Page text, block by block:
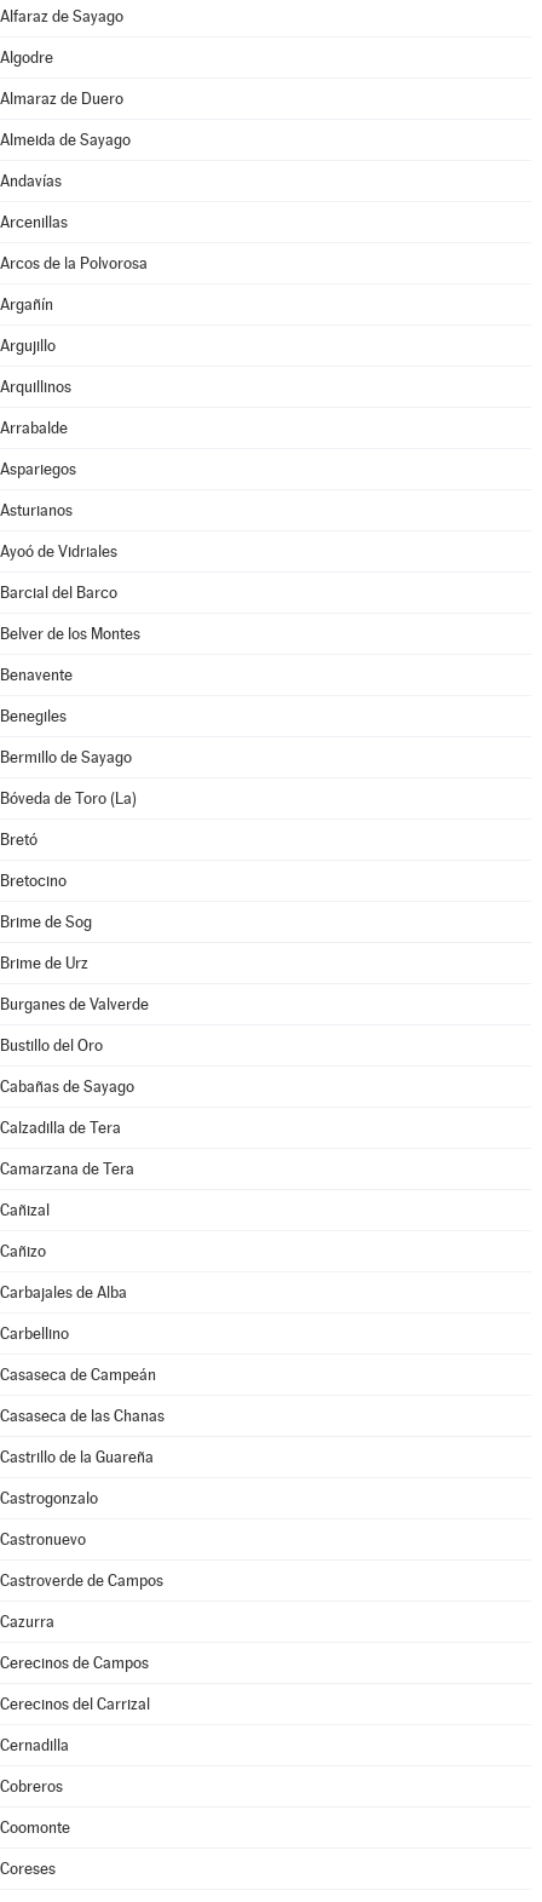
Alfaraz de Sayago
Algodre
Almaraz de Duero
Almeida de Sayago
Andavías
Arcenillas
Arcos de la Polvorosa
Argañín
Argujillo
Arquillinos
Arrabalde
Aspariegos
Asturianos
Ayoó de Vidriales
Barcial del Barco
Belver de los Montes
Benavente
Benegiles
Bermillo de Sayago
Bóveda de Toro (La)
Bretó
Bretocino
Brime de Sog
Brime de Urz
Burganes de Valverde
Bustillo del Oro
Cabañas de Sayago
Calzadilla de Tera
Camarzana de Tera
Cañizal
Cañizo
Carbajales de Alba
Carbellino
Casaseca de Campeán
Casaseca de las Chanas
Castrillo de la Guareña
Castrogonzalo
Castronuevo
Castroverde de Campos
Cazurra
Cerecinos de Campos
Cerecinos del Carrizal
Cernadilla
Cobreros
Coomonte
Coreses